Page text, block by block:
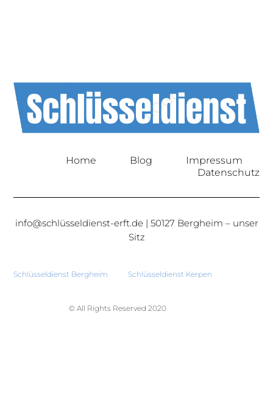
Home Blog
Impressum
Datenschutz
info@schlüsseldienst-erft.de | 50127 Bergheim – unser
Sitz
Schlüsseldienst Bergheim Schlüsseldienst Kerpen
© All Rights Reserved 2020